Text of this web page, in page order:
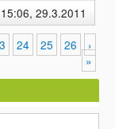
15:06, 29.3.2011
24 25 26
›
»